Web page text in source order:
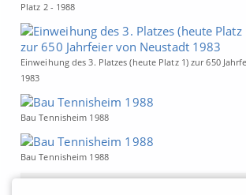
Platz 2 - 1988
Einweihung des 3. Platzes (heute Platz 1) zur 650
1983
Bau Tennisheim 1988
Bau Tennisheim 1988